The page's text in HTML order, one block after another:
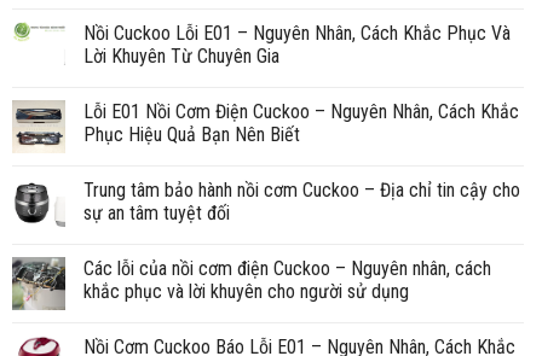
Nồi Cuckoo Lỗi E01 – Nguyên Nhân, Cách Khắc Phục Và
Lời Khuyên Từ Chuyên Gia
Lỗi E01 Nồi Cơm Điện Cuckoo – Nguyên Nhân, Cách Khắc
Phục Hiệu Quả Bạn Nên Biết
Trung tâm bảo hành nồi cơm Cuckoo – Địa chỉ tin cậy cho
sự an tâm tuyệt đối
Các lỗi của nồi cơm điện Cuckoo – Nguyên nhân, cách
khắc phục và lời khuyên cho người sử dụng
Nồi Cơm Cuckoo Báo Lỗi E01 – Nguyên Nhân, Cách Khắc